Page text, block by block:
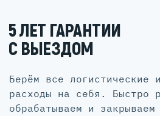
5 ЛЕТ ГАРАНТИИ
С ВЫЕЗДОМ
Берём все логистические
расходы на себя. Быстро
обрабатываем и закрываем